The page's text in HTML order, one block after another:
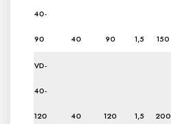
40-
90 40 90 1,5 150
VD-
40-
120 40 120 1,5 200